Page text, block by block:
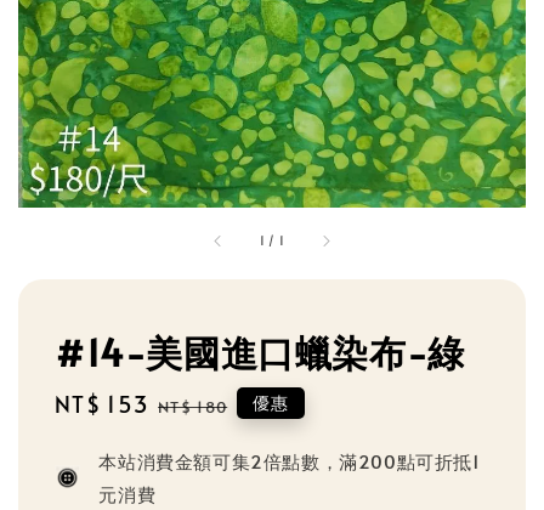
1 / 1
#14-美國進口蠟染布-綠
Sale
NT$ 153 Regular
NT$ 180 優惠
本站消費金額可集2倍點數，滿200點可折抵1
元消費